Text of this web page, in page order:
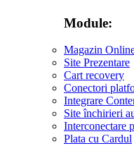
Module:
Magazin
Site Prezentare
Cart recovery
Conectori
Integrare
Site închirieri
Interconectare
Plata cu Cardul